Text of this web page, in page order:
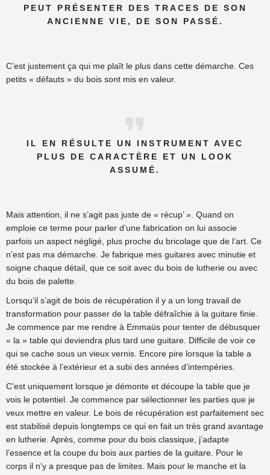
PEUT PRÉSENTER DES TRACES DE SON
ANCIENNE VIE, DE SON PASSÉ.
C’est justement ça qui me plaît le plus dans cette démarche. Ces
petits « défauts » du bois sont mis en valeur.
IL EN RÉSULTE UN INSTRUMENT AVEC
PLUS DE CARACTÈRE ET UN LOOK
ASSUMÉ.
Mais attention, il ne s’agit pas juste de « récup’ ». Quand on
emploie ce terme pour parler d’une fabrication on lui associe
parfois un aspect négligé, plus proche du bricolage que de l’art. Ce
n’est pas ma démarche. Je fabrique mes guitares avec minutie et
soigne chaque détail, que ce soit avec du bois de lutherie ou avec
du bois de palette.
Lorsqu’il s’agit de bois de récupération il y a un long travail de
transformation pour passer de la table défraîchie à la guitare finie.
Je commence par me rendre à Emmaüs pour tenter de débusquer
« la » table qui deviendra plus tard une guitare. Difficile de voir ce
qui se cache sous un vieux vernis. Encore pire lorsque la table a
été stockée à l’extérieur et a subi des années d’intempéries.
C’est uniquement lorsque je démonte et découpe la table que je
vois le potentiel. Je commence par sélectionner les parties que je
veux mettre en valeur. Le bois de récupération est parfaitement sec
est stabilisé depuis longtemps ce qui en fait un très grand avantage
en lutherie. Après, comme pour du bois classique, j’adapte
l’essence et la coupe du bois aux parties de la guitare. Pour le
corps il n’y a presque pas de limites. Mais pour le manche et la